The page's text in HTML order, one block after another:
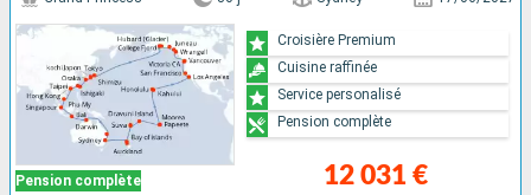
Pension complète 12 031 €
Croisière Premium
Cuisine raffinée
Service personalisé
Pension complète